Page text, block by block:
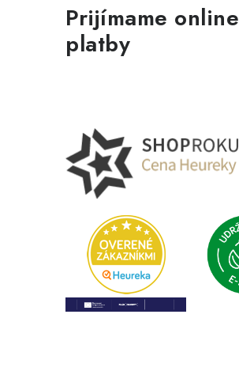
Prijímame online
platby